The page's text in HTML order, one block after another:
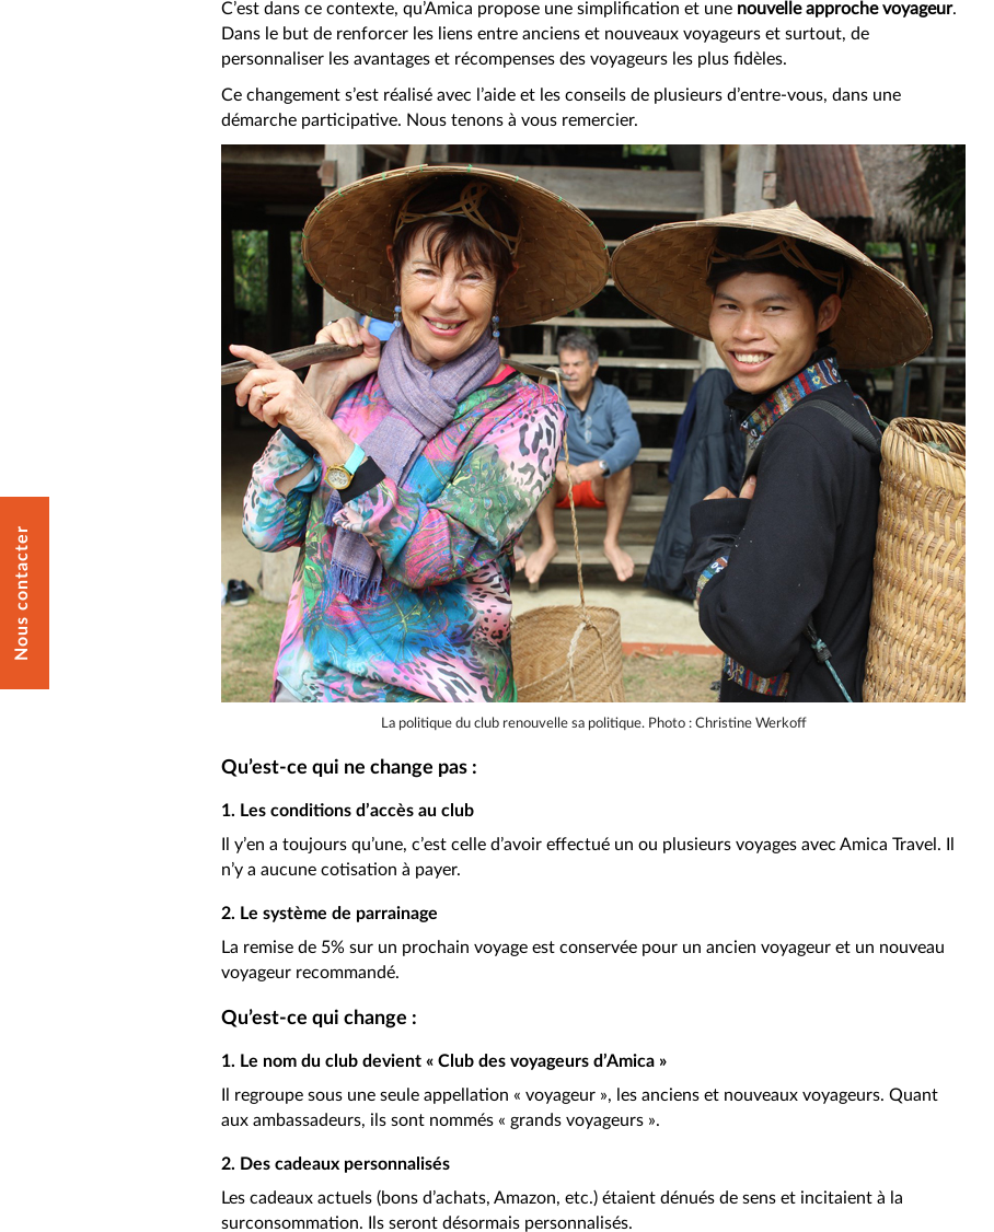
Nous contacter
C’est dans ce contexte, qu’Amica propose une simplification et une nouvelle approche voyageur.
Dans le but de renforcer les liens entre anciens et nouveaux voyageurs et surtout, de
personnaliser les avantages et récompenses des voyageurs les plus fidèles.
Ce changement s’est réalisé avec l’aide et les conseils de plusieurs d’entre-vous, dans une
démarche participative. Nous tenons à vous remercier.
La politique du club renouvelle sa politique. Photo : Christine Werkoff
Qu’est-ce qui ne change pas :
1. Les conditions d’accès au club
Il y’en a toujours qu’une, c’est celle d’avoir effectué un ou plusieurs voyages avec Amica Travel. Il
n’y a aucune cotisation à payer.
2. Le système de parrainage
La remise de 5% sur un prochain voyage est conservée pour un ancien voyageur et un nouveau
voyageur recommandé.
Qu’est-ce qui change :
1. Le nom du club devient « Club des voyageurs d’Amica »
Il regroupe sous une seule appellation « voyageur », les anciens et nouveaux voyageurs. Quant
aux ambassadeurs, ils sont nommés « grands voyageurs ».
2. Des cadeaux personnalisés
Les cadeaux actuels (bons d’achats, Amazon, etc.) étaient dénués de sens et incitaient à la
surconsommation. Ils seront désormais personnalisés.